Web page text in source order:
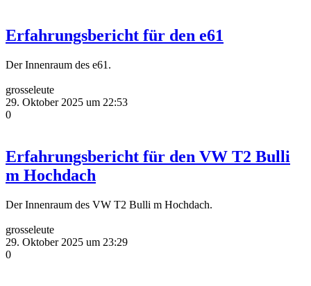
Erfahrungsbericht für den e61
Der Innenraum des e61.
grosseleute
29. Oktober 2025 um 22:53
0
Erfahrungsbericht für den VW T2 Bulli
m Hochdach
Der Innenraum des VW T2 Bulli m Hochdach.
grosseleute
29. Oktober 2025 um 23:29
0